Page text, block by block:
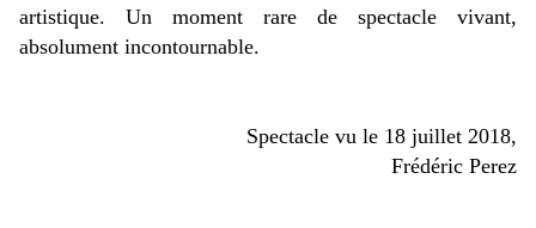
artistique. Un moment rare de spectacle vivant,
absolument incontournable.
Spectacle vu le 18 juillet 2018,
Frédéric Perez